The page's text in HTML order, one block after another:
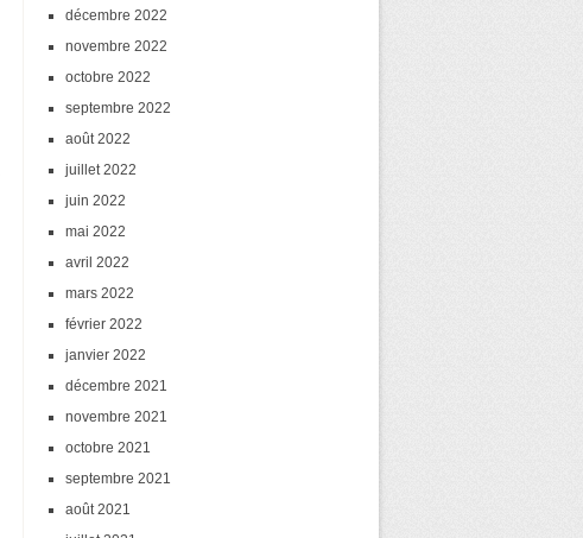
décembre 2022
novembre 2022
octobre 2022
septembre 2022
août 2022
juillet 2022
juin 2022
mai 2022
avril 2022
mars 2022
février 2022
janvier 2022
décembre 2021
novembre 2021
octobre 2021
septembre 2021
août 2021